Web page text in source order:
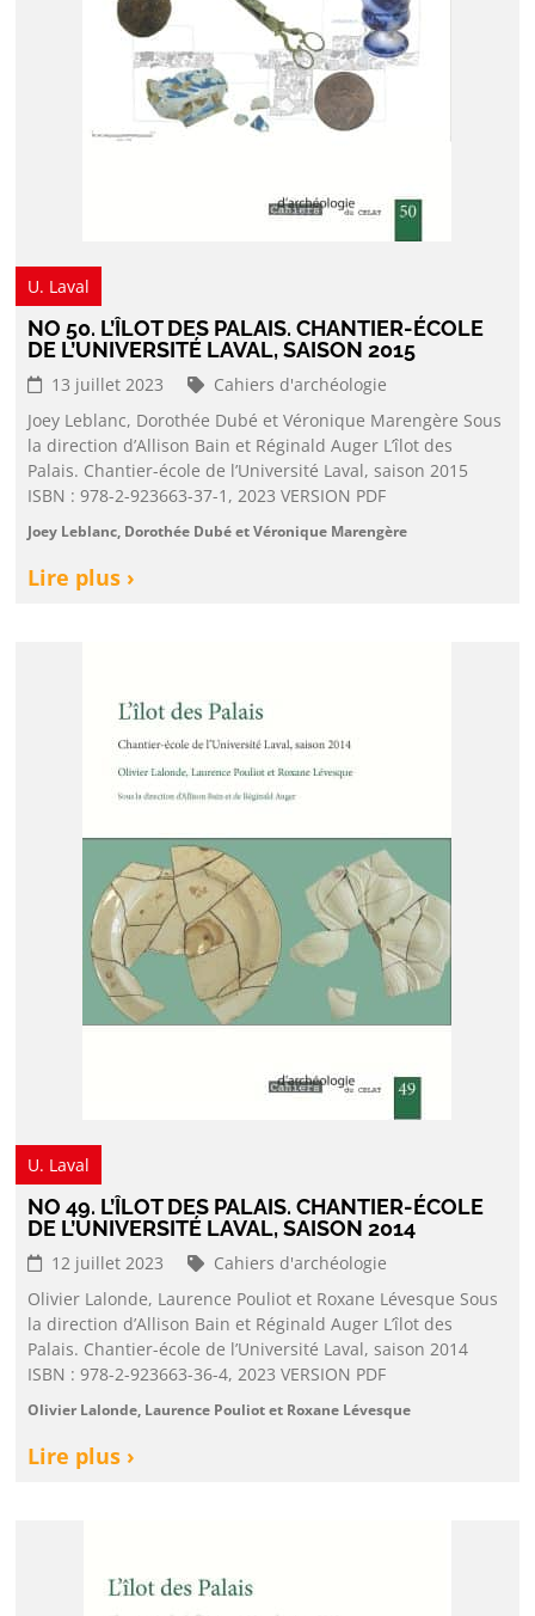
U. Laval
NO 50. L’ÎLOT DES PALAIS. CHANTIER-ÉCOLE
DE L’UNIVERSITÉ LAVAL, SAISON 2015
13 juillet 2023
Cahiers d'archéologie
Joey Leblanc, Dorothée Dubé et Véronique Marengère Sous
la direction d’Allison Bain et Réginald Auger L’îlot des
Palais. Chantier-école de l’Université Laval, saison 2015
ISBN : 978-2-923663-37-1, 2023 VERSION PDF
Joey Leblanc, Dorothée Dubé et Véronique Marengère
Lire plus ›
U. Laval
NO 49. L’ÎLOT DES PALAIS. CHANTIER-ÉCOLE
DE L’UNIVERSITÉ LAVAL, SAISON 2014
12 juillet 2023
Cahiers d'archéologie
Olivier Lalonde, Laurence Pouliot et Roxane Lévesque Sous
la direction d’Allison Bain et Réginald Auger L’îlot des
Palais. Chantier-école de l’Université Laval, saison 2014
ISBN : 978-2-923663-36-4, 2023 VERSION PDF
Olivier Lalonde, Laurence Pouliot et Roxane Lévesque
Lire plus ›